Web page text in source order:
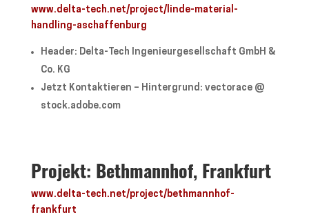
www.delta-tech.net/project/linde-material-
handling-aschaffenburg
Header: Delta-Tech Ingenieurgesellschaft GmbH &
Co. KG
Jetzt Kontaktieren – Hintergrund: vectorace @
stock.adobe.com
Projekt: Bethmannhof, Frankfurt
www.delta-tech.net/project/bethmannhof-
frankfurt